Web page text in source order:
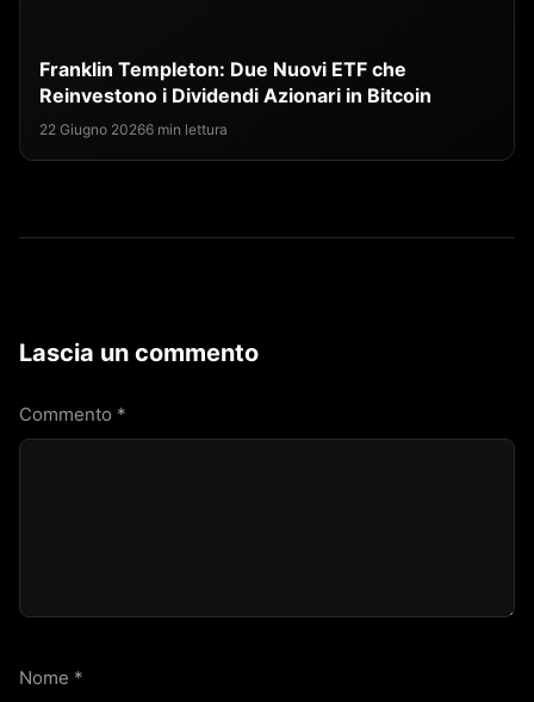
Franklin Templeton: Due Nuovi ETF che
Reinvestono i Dividendi Azionari in Bitcoin
22 Giugno 20266 min lettura
Lascia un commento
Commento *
Nome *